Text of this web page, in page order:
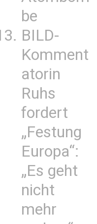
be
BILD-
Komment
atorin
Ruhs
fordert
„Festung
Europa“:
„Es geht
nicht
mehr